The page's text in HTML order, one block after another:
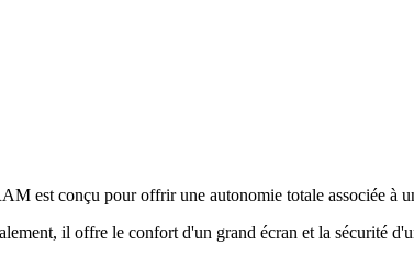
est conçu pour offrir une autonomie totale associée à
il offre le confort d'un grand écran et la sécurité